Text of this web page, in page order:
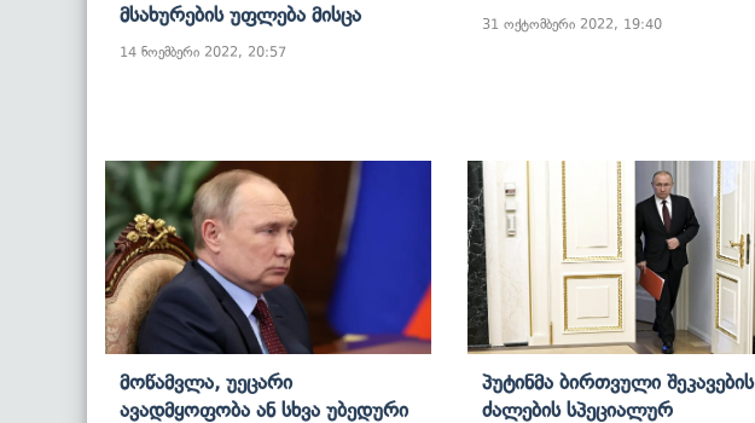
Მსახურების Უფლება Მისცა
14 ნოემბერი 2022, 20:57
31 ოქტომბერი 2022, 19:40
Მოწამვლა, Უეცარი
Ავადმყოფობა Ან Სხვა Უბედური
Პუტინმა Ბირთვული Შეკავების
Ძალების Სპეციალურ